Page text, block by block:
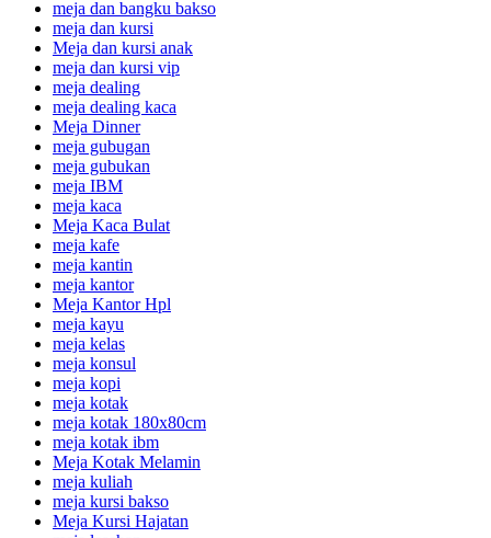
meja dan bangku bakso
meja dan kursi
Meja dan kursi anak
meja dan kursi vip
meja dealing
meja dealing kaca
Meja Dinner
meja gubugan
meja gubukan
meja IBM
meja kaca
Meja Kaca Bulat
meja kafe
meja kantin
meja kantor
Meja Kantor Hpl
meja kayu
meja kelas
meja konsul
meja kopi
meja kotak
meja kotak 180x80cm
meja kotak ibm
Meja Kotak Melamin
meja kuliah
meja kursi bakso
Meja Kursi Hajatan